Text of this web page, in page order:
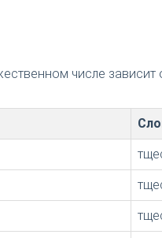
числе зависит